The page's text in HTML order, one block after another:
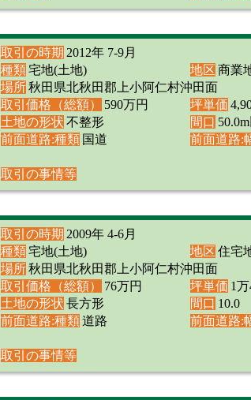
取引の時期 2012年 7-9月
種類宅地(土地) 地区 商業
場所秋田県北秋田郡上小阿仁村沖田面
取引価格（総額）
590万円 坪単価
土地の形状 不整形 間口
前面道路:種類 国道 前面道路:
取引の事情等
取引の時期 2009年 4-6月
種類宅地(土地) 地区 住宅
場所秋田県北秋田郡上小阿仁村沖田面
取引価格（総額）
76万円 坪単価 1
土地の形状 長方形 間口 10.0
前面道路:種類道路 前面道路:
取引の事情等